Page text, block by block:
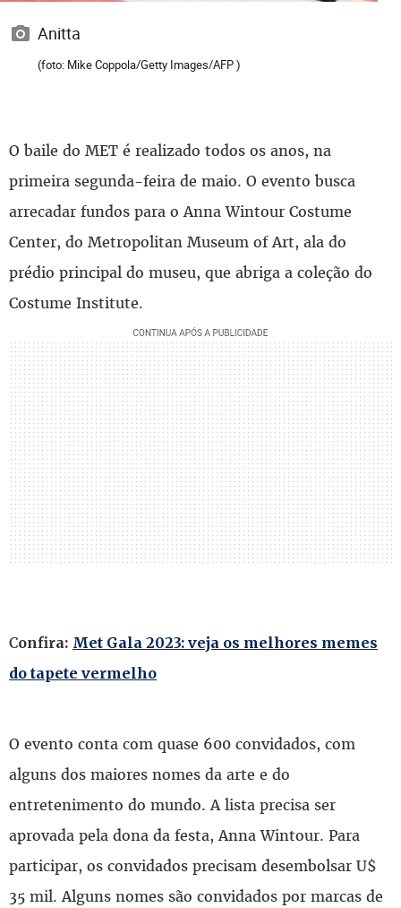
Anitta
(foto: Mike Coppola/Getty Images/AFP )
O baile do MET é realizado todos os anos, na
primeira segunda-feira de maio. O evento busca
arrecadar fundos para o Anna Wintour Costume
Center, do Metropolitan Museum of Art, ala do
prédio principal do museu, que abriga a coleção do
Costume Institute.
Confira: Met Gala 2023: veja os melhores memes
do tapete vermelho
O evento conta com quase 600 convidados, com
alguns dos maiores nomes da arte e do
entretenimento do mundo. A lista precisa ser
aprovada pela dona da festa, Anna Wintour. Para
participar, os convidados precisam desembolsar U$
35 mil. Alguns nomes são convidados por marcas de